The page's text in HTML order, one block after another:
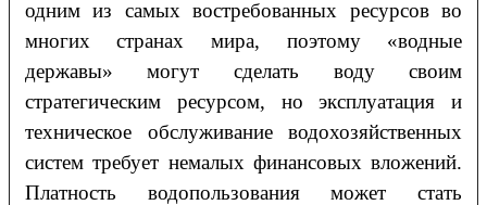
одним из самых востребованных ресурсов во
многих странах мира, поэтому «водные
державы» могут сделать воду своим
стратегическим ресурсом, но эксплуатация и
техническое обслуживание водохозяйственных
систем требует немалых финансовых вложений.
Платность водопользования может стать